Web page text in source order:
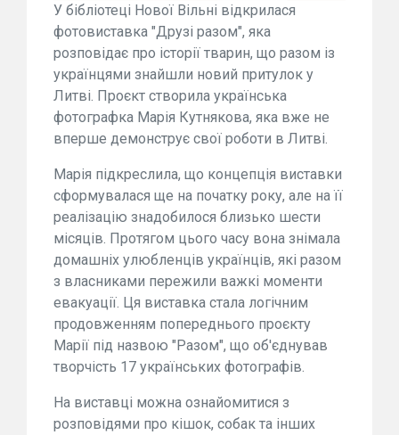
У бібліотеці Нової Вільні відкрилася
фотовиставка "Друзі разом", яка
розповідає про історії тварин, що разом із
українцями знайшли новий притулок у
Литві. Проєкт створила українська
фотографка Марія Кутнякова, яка вже не
вперше демонструє свої роботи в Литві.
Марія підкреслила, що концепція виставки
сформувалася ще на початку року, але на її
реалізацію знадобилося близько шести
місяців. Протягом цього часу вона знімала
домашніх улюбленців українців, які разом
з власниками пережили важкі моменти
евакуації. Ця виставка стала логічним
продовженням попереднього проєкту
Марії під назвою "Разом", що об'єднував
творчість 17 українських фотографів.
На виставці можна ознайомитися з
розповідями про кішок, собак та інших